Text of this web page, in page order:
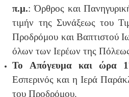
π.μ.: Όρθρος και
τιμήν της Συνάξεως του
Προδρόμου και Βαπτιστού
όλων των Ιερέων της
Το Απόγευμα και ώρα
Εσπερινός και η Ιερά
του Προδρόμου.